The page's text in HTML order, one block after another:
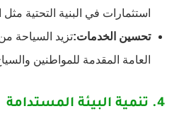
استثمارات في البنية التحتية
تحسين الخدمات:تزيد السياحة
العامة المقدمة للمواطنين
4. تنمية البيئة المستدامة